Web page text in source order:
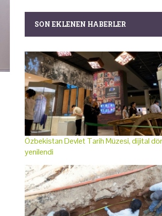
SON EKLENEN HABERLER
Özbekistan Devlet Tarih Müzesi, dijital
yenilendi